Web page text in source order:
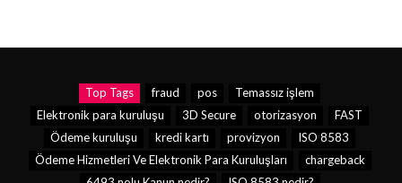
Top Tags fraud pos
Temassız işlem
Elektronik para kuruluşu
3D Secure otorizasyon
FAST
Ödeme kuruluşu
kredi kartı provizyon
ISO 8583
Ödeme Hizmetleri Ve Elektronik Para Kuruluşları
chargeback